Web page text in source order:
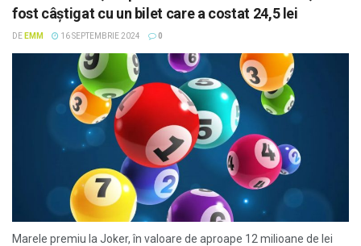
fost câştigat cu un bilet care a costat 24,5 lei
DE EMM 16 SEPTEMBRIE 2024 0
Marele premiu la Joker, în valoare de aproape 12 milioane de lei